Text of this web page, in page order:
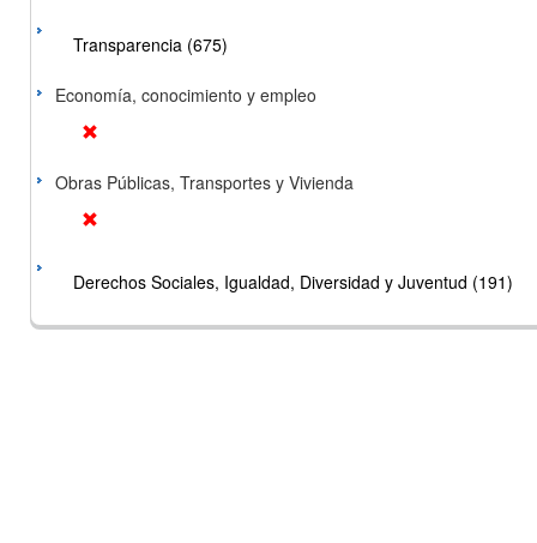
Transparencia (675)
Economía, conocimiento y empleo
Obras Públicas, Transportes y Vivienda
Derechos Sociales, Igualdad, Diversidad y Juventud (191)